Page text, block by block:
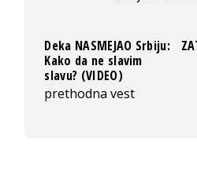
Deka NASMEJAO Srbiju:
Kako da ne slavim
slavu? (VIDEO)
prethodna vest